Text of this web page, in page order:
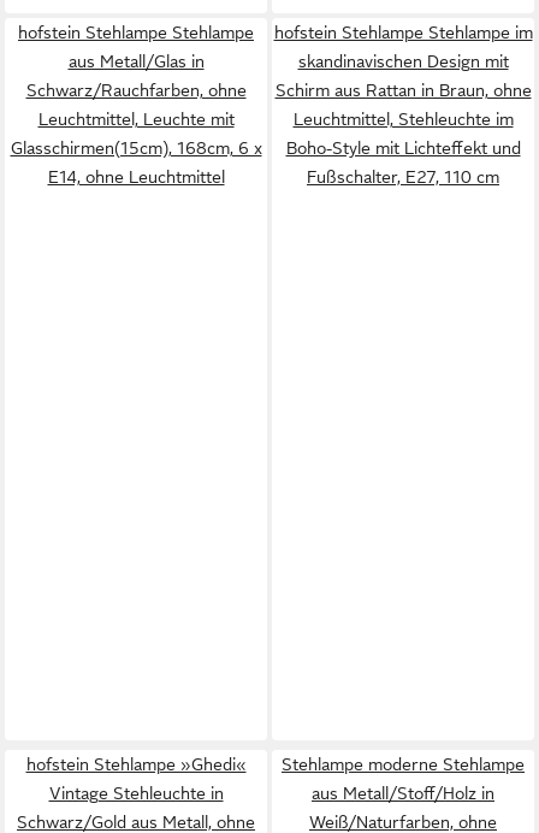
hofstein Stehlampe Stehlampe
aus Metall/Glas in
Schwarz/Rauchfarben, ohne
Leuchtmittel, Leuchte mit
Glasschirmen(15cm), 168cm, 6 x
E14, ohne Leuchtmittel
hofstein Stehlampe Stehlampe im
skandinavischen Design mit
Schirm aus Rattan in Braun, ohne
Leuchtmittel, Stehleuchte im
Boho-Style mit Lichteffekt und
Fußschalter, E27, 110 cm
hofstein Stehlampe »Ghedi«
Vintage Stehleuchte in
Schwarz/Gold aus Metall, ohne
Stehlampe moderne Stehlampe
aus Metall/Stoff/Holz in
Weiß/Naturfarben, ohne